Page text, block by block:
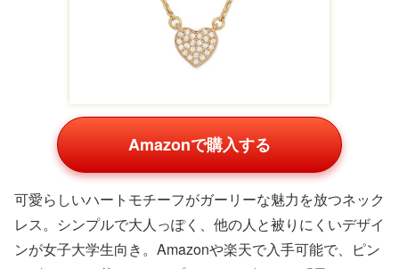
色合いが魅力。女子大学生の間で「特別感があって嬉し
い」と評判です。日常からデートまで活躍します。
3万円以上のプレミアム選択
少し奮発してブランドものを。記念日などに最適です。
TIFFANY&Co. リボンネックレス ピカソコ
ラボ